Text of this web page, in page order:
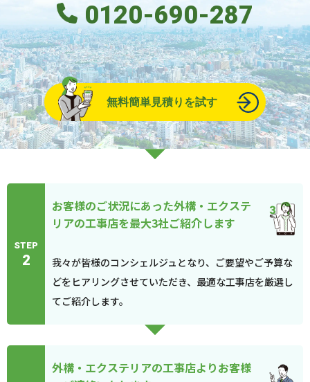
0120-690-287
無料簡単見積りを試す
STEP
2
お客様のご状況にあった外構・エクステ
リアの工事店を最大3社ご紹介します
我々が皆様のコンシェルジュとなり、ご要望やご予算な
どをヒアリングさせていただき、最適な工事店を厳選し
てご紹介します。
外構・エクステリアの工事店よりお客様